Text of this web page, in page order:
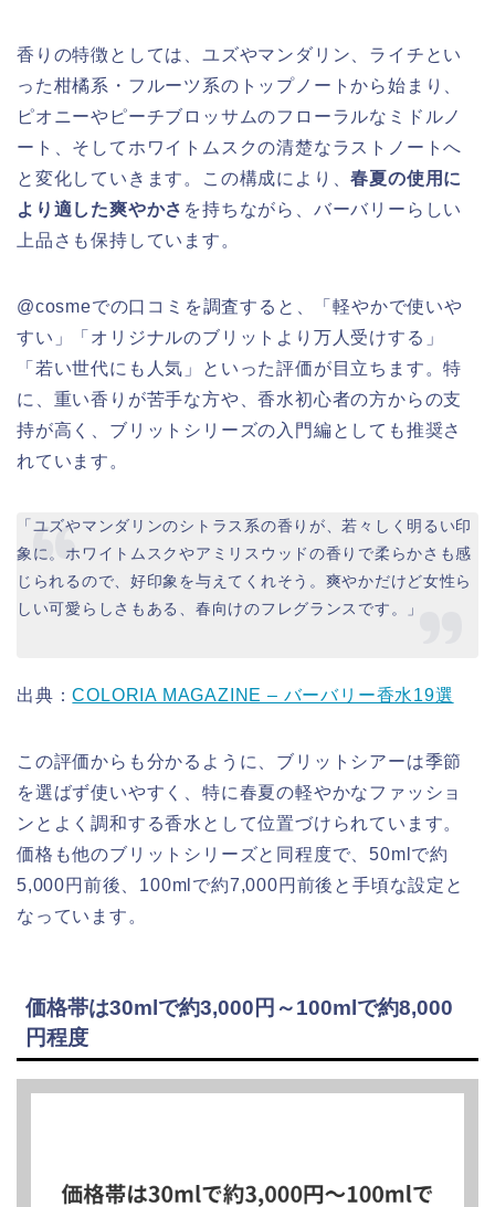
香りの特徴としては、ユズやマンダリン、ライチとい
った柑橘系・フルーツ系のトップノートから始まり、
ピオニーやピーチブロッサムのフローラルなミドルノ
ート、そしてホワイトムスクの清楚なラストノートへ
と変化していきます。この構成により、春夏の使用に
より適した爽やかさ を持ちながら、バーバリーらしい
上品さも保持しています。
@cosmeでの口コミを調査すると、「軽やかで使いや
すい」「オリジナルのブリットより万人受けする」
「若い世代にも人気」といった評価が目立ちます。特
に、重い香りが苦手な方や、香水初心者の方からの支
持が高く、ブリットシリーズの入門編としても推奨さ
れています。
「ユズやマンダリンのシトラス系の香りが、若々しく明るい印
象に。ホワイトムスクやアミリスウッドの香りで柔らかさも感
じられるので、好印象を与えてくれそう。爽やかだけど女性ら
しい可愛らしさもある、春向けのフレグランスです。」
出典：COLORIA MAGAZINE – バーバリー香水19選
この評価からも分かるように、ブリットシアーは季節
を選ばず使いやすく、特に春夏の軽やかなファッショ
ンとよく調和する香水として位置づけられています。
価格も他のブリットシリーズと同程度で、50mlで約
5,000円前後、100mlで約7,000円前後と手頃な設定と
なっています。
価格帯は30mlで約3,000円～100mlで約8,000
円程度